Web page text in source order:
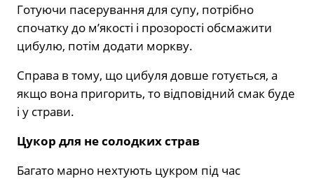
Готуючи пасерування для супу, потрібно
спочатку до м’якості і прозорості обсмажити
цибулю, потім додати моркву.
Справа в тому, що цибуля довше готується, а
якщо вона пригорить, то відповідний смак буде
і у страви.
Цукор для не солодких страв
Багато марно нехтують цукром під час